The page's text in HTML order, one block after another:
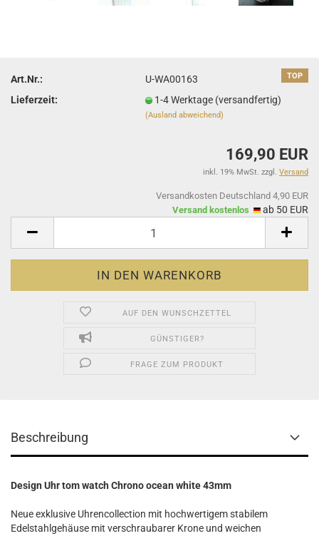
TOP
Art.Nr.:
U-WA00163
Lieferzeit:
1-4 Werktage (versandfertig)
(Ausland abweichend)
169,90 EUR
inkl. 19% MwSt. zzgl. Versand
Versandkosten Deutschland 4,90 EUR
Versand kostenlos
ab 50 EUR
AUF DEN WUNSCHZETTEL
GÜNSTIGER?
FRAGE ZUM PRODUKT
Beschreibung
Design Uhr tom watch Chrono ocean white 43mm
Neue exklusive Uhrencollection mit hochwertigem stabilem
Edelstahlgehäuse mit verschraubarer Krone und weichen